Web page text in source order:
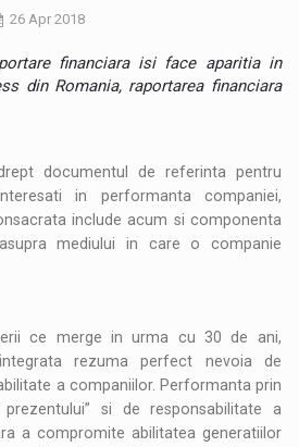
26 Apr 2018
financiara isi face aparitia in
din Romania, raportarea financiara
documentul de referinta pentru
in performanta companiei,
include acum si componenta
mediului in care o companie
ce merge in urma cu 30 de ani,
rezuma perfect nevoia de
a companiilor. Performanta prin
prezentului” si de responsabilitate a
a compromite abilitatea generatiilor